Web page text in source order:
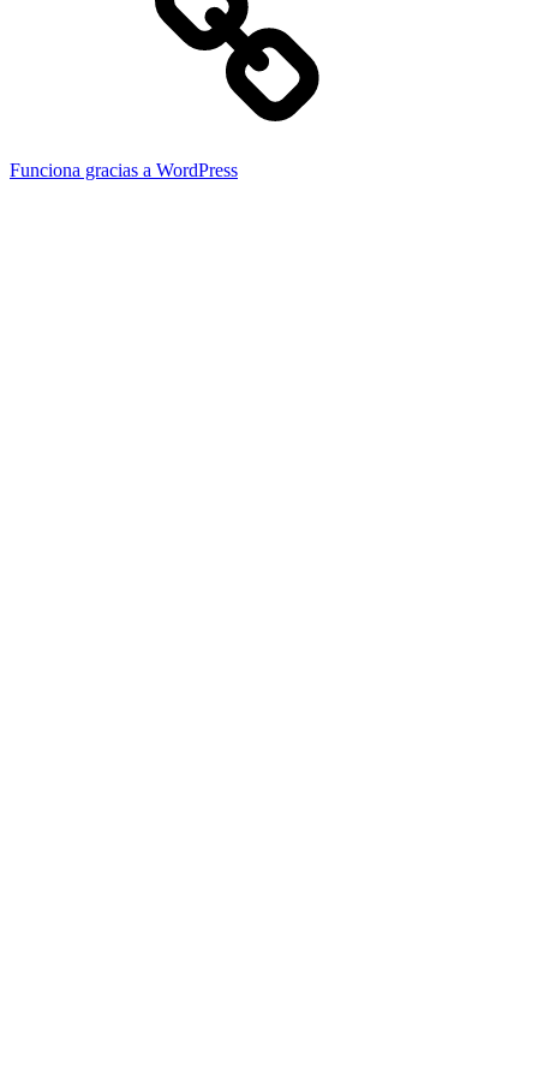
Funciona gracias a WordPress